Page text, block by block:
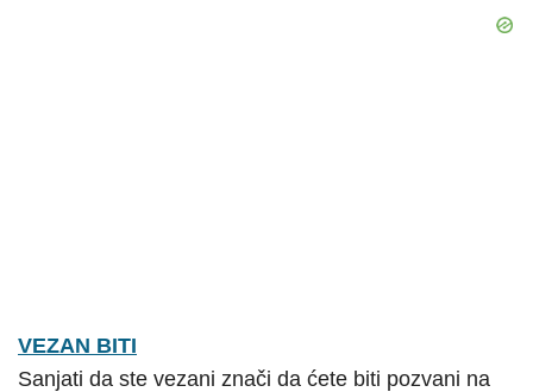
VEZAN BITI
Sanjati da ste vezani znači da ćete biti pozvani na